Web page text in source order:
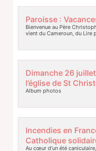
Paroisse :
Bienvenue au Père
vient du Cameroun, duLire
Dimanche 26
l’église de St
Album photos
Incendies en
Catholique
Au cœur d’un été